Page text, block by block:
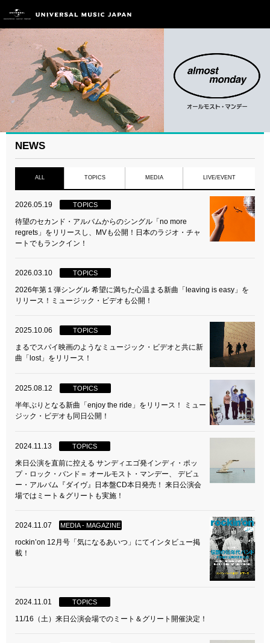
NEWS
ALL TOPICS MEDIA LIVE/EVENT
2026.05.19 TOPICS
待望のセカンド・アルバムからのシングル「no more
regrets」をリリースし、MVも公開！日本のラジオ・チャ
ートでもランクイン！
2026.03.10 TOPICS
2026年第１弾シングル 希望に満ちた心温まる新曲「leaving is easy」を
リリース！ミュージック・ビデオも公開！
2025.10.06 TOPICS
まるでスパイ映画のようなミュージック・ビデオと共に新
曲「lost」をリリース！
2025.08.12 TOPICS
半年ぶりとなる新曲「enjoy the ride」をリリース！ ミュー
ジック・ビデオも同日公開！
2024.11.13 TOPICS
来日公演を直前に控える サンディエゴ発インディ・ポッ
プ・ロック・バンド＝ オールモスト・マンデー、 デビュ
ー・アルバム『ダイヴ』日本盤CD本日発売！ 来日公演会
場ではミート＆グリートも実施！
2024.11.07 MEDIA - MAGAZINE
rockin’on 12月号「気になるあいつ」にてインタビュー掲
載！
2024.11.01 TOPICS
11/16（土）来日公演会場でのミート＆グリート開催決定！